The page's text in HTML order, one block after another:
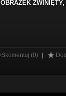
OBRAZEK
Skomentuj (0)